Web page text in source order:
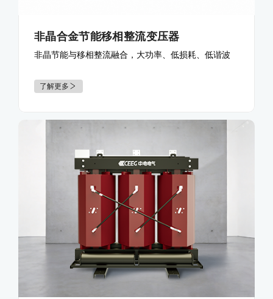
非晶合金节能移相整流变压器
非晶节能与移相整流融合，大功率、低损耗、低谐波
了解更多